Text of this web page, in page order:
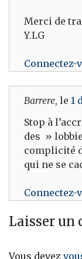
Merci de
Y.LG
Connectez-
Barrere, le 1
Stop à
des »
complicité
qui ne se
Connectez-
Laisser un
Vous devez